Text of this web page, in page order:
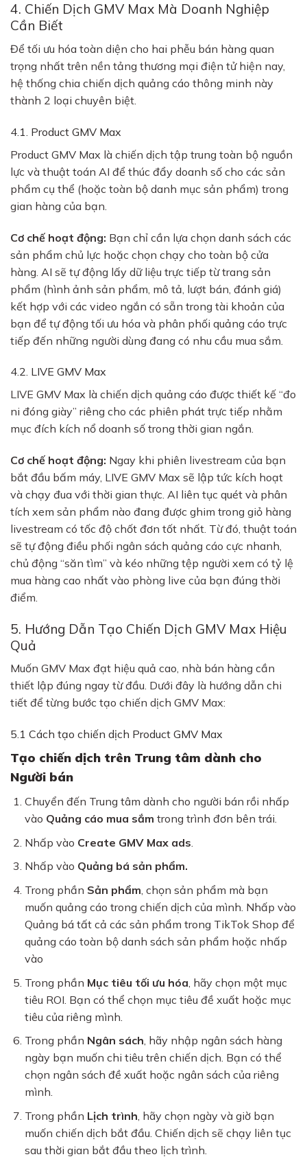
4. Chiến Dịch GMV Max Mà Doanh Nghiệp
Cần Biết
Để tối ưu hóa toàn diện cho hai phễu bán hàng quan
trọng nhất trên nền tảng thương mại điện tử hiện nay,
hệ thống chia chiến dịch quảng cáo thông minh này
thành 2 loại chuyên biệt.
4.1. Product GMV Max
Product GMV Max là chiến dịch tập trung toàn bộ nguồn
lực và thuật toán AI để thúc đẩy doanh số cho các sản
phẩm cụ thể (hoặc toàn bộ danh mục sản phẩm) trong
gian hàng của bạn.
Cơ chế hoạt động: Bạn chỉ cần lựa chọn danh sách các
sản phẩm chủ lực hoặc chọn chạy cho toàn bộ cửa
hàng. AI sẽ tự động lấy dữ liệu trực tiếp từ trang sản
phẩm (hình ảnh sản phẩm, mô tả, lượt bán, đánh giá)
kết hợp với các video ngắn có sẵn trong tài khoản của
bạn để tự động tối ưu hóa và phân phối quảng cáo trực
tiếp đến những người dùng đang có nhu cầu mua sắm.
4.2. LIVE GMV Max
LIVE GMV Max là chiến dịch quảng cáo được thiết kế “đo
ni đóng giày” riêng cho các phiên phát trực tiếp nhằm
mục đích kích nổ doanh số trong thời gian ngắn.
Cơ chế hoạt động: Ngay khi phiên livestream của bạn
bắt đầu bấm máy, LIVE GMV Max sẽ lập tức kích hoạt
và chạy đua với thời gian thực. AI liên tục quét và phân
tích xem sản phẩm nào đang được ghim trong giỏ hàng
livestream có tốc độ chốt đơn tốt nhất. Từ đó, thuật toán
sẽ tự động điều phối ngân sách quảng cáo cực nhanh,
chủ động “săn tìm” và kéo những tệp người xem có tỷ lệ
mua hàng cao nhất vào phòng live của bạn đúng thời
điểm.
5. Hướng Dẫn Tạo Chiến Dịch GMV Max Hiệu
Quả
Muốn GMV Max đạt hiệu quả cao, nhà bán hàng cần
thiết lập đúng ngay từ đầu. Dưới đây là hướng dẫn chi
tiết để từng bước tạo chiến dịch GMV Max:
5.1 Cách tạo chiến dịch Product GMV Max
Tạo chiến dịch trên Trung tâm dành cho
Người bán
Chuyển đến Trung tâm dành cho người bán rồi nhấp
vào Quảng cáo mua sắm trong trình đơn bên trái.
Nhấp vào Create GMV Max ads
Nhấp vào Quảng bá sản phẩm.
Trong phần Sản phẩm, chọn sản phẩm mà bạn
muốn quảng cáo trong chiến dịch của mình. Nhấp vào
Quảng bá tất cả các sản phẩm trong TikTok Shop để
quảng cáo toàn bộ danh sách sản phẩm hoặc nhấp
vào
Trong phần Mục tiêu tối ưu hóa , hãy chọn một mục
tiêu ROI. Bạn có thể chọn mục tiêu đề xuất hoặc mục
tiêu của riêng mình.
Trong phần Ngân sách, hãy nhập ngân sách hàng
ngày bạn muốn chi tiêu trên chiến dịch. Bạn có thể
chọn ngân sách đề xuất hoặc ngân sách của riêng
mình.
Trong phần Lịch trình , hãy chọn ngày và giờ bạn
muốn chiến dịch bắt đầu. Chiến dịch sẽ chạy liên tục
sau thời gian bắt đầu theo lịch trình.